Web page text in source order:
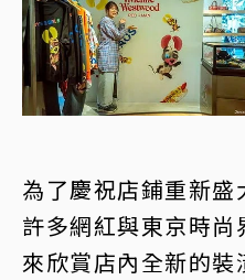
為了慶祝店鋪重新
許多網紅與東京時
來欣賞店內全新的